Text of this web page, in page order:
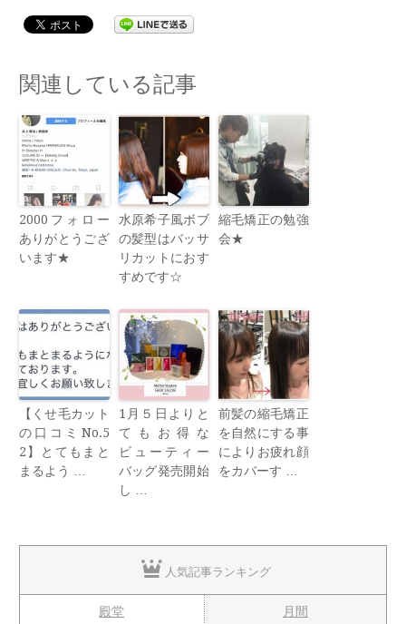
関連している記事
2000フォロー
ありがとうござ
います★
水原希子風ボブ
の髪型はバッサ
リカットにおす
すめです☆
縮毛矯正の勉強
会★
【くせ毛カット
の口コミNo.5
2】とてもまと
まるよう …
1月５日よりと
てもお得な
ビューティー
バッグ発売開始
し …
前髪の縮毛矯正
を自然にする事
によりお疲れ顔
をカバーす …
人気記事ランキング
殿堂 月間